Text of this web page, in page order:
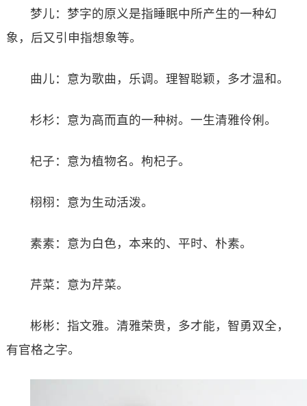
梦儿：梦字的原义是指睡眠中所产生的一种幻
象，后又引申指想象等。
曲儿：意为歌曲，乐调。理智聪颖，多才温和。
杉杉：意为高而直的一种树。一生清雅伶俐。
杞子：意为植物名。枸杞子。
栩栩：意为生动活泼。
素素：意为白色，本来的、平时、朴素。
芹菜：意为芹菜。
彬彬：指文雅。清雅荣贵，多才能，智勇双全，
有官格之字。